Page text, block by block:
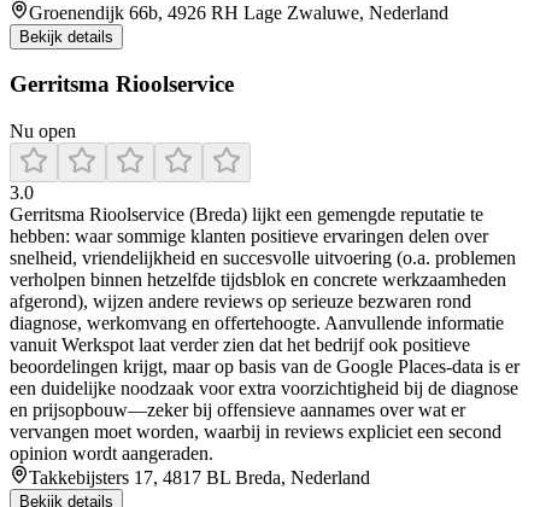
Groenendijk 66b, 4926 RH Lage Zwaluwe, Nederland
Bekijk details
Gerritsma Rioolservice
Nu open
3.0
Gerritsma Rioolservice (Breda) lijkt een gemengde reputatie te
hebben: waar sommige klanten positieve ervaringen delen over
snelheid, vriendelijkheid en succesvolle uitvoering (o.a. problemen
verholpen binnen hetzelfde tijdsblok en concrete werkzaamheden
afgerond), wijzen andere reviews op serieuze bezwaren rond
diagnose, werkomvang en offertehoogte. Aanvullende informatie
vanuit Werkspot laat verder zien dat het bedrijf ook positieve
beoordelingen krijgt, maar op basis van de Google Places-data is er
een duidelijke noodzaak voor extra voorzichtigheid bij de diagnose
en prijsopbouw—zeker bij offensieve aannames over wat er
vervangen moet worden, waarbij in reviews expliciet een second
opinion wordt aangeraden.
Takkebijsters 17, 4817 BL Breda, Nederland
Bekijk details